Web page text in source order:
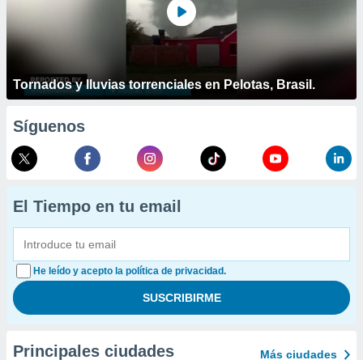
Tornados y lluvias torrenciales en Pelotas, Brasil.
Síguenos
El Tiempo en tu email
He leído y acepto la política de privacidad.
Principales ciudades Más ciudades